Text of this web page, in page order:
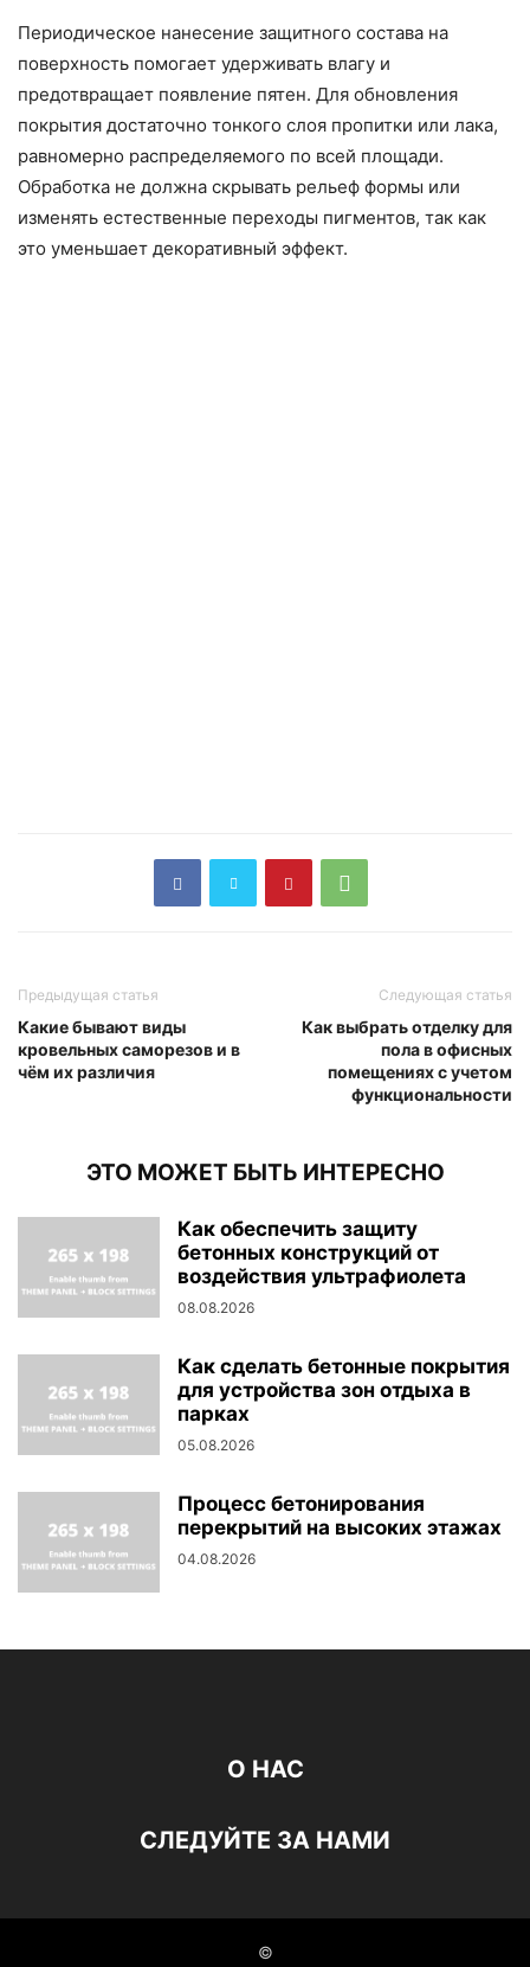
Периодическое нанесение защитного состава на
поверхность помогает удерживать влагу и
предотвращает появление пятен. Для обновления
покрытия достаточно тонкого слоя пропитки или лака,
равномерно распределяемого по всей площади.
Обработка не должна скрывать рельеф формы или
изменять естественные переходы пигментов, так как
это уменьшает декоративный эффект.
Предыдущая статья
Какие бывают виды
кровельных саморезов и в
чём их различия
Следующая статья
Как выбрать отделку для
пола в офисных
помещениях с учетом
функциональности
ЭТО МОЖЕТ БЫТЬ ИНТЕРЕСНО
Как обеспечить защиту
бетонных конструкций от
воздействия ультрафиолета
08.08.2026
Как сделать бетонные покрытия
для устройства зон отдыха в
парках
05.08.2026
Процесс бетонирования
перекрытий на высоких этажах
04.08.2026
О НАС
СЛЕДУЙТЕ ЗА НАМИ
©